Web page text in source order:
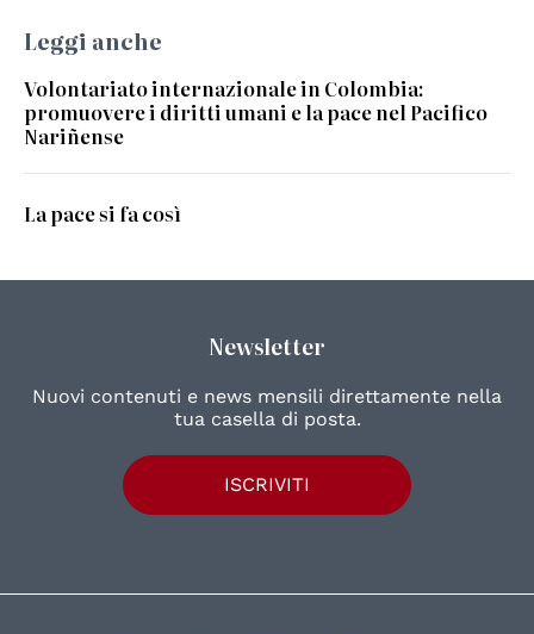
Leggi anche
Volontariato internazionale in Colombia:
promuovere i diritti umani e la pace nel Pacifico
Nariñense
La pace si fa così
Newsletter
Nuovi contenuti e news mensili direttamente nella
tua casella di posta.
ISCRIVITI